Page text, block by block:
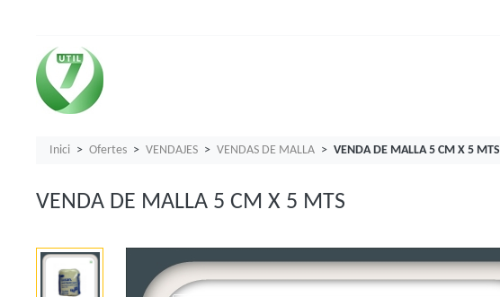
Inici Ofertes VENDAJES VENDAS DE MALLA VENDA DE MALLA 5 CM X 5 MTS
VENDA DE MALLA 5 CM X 5 MTS